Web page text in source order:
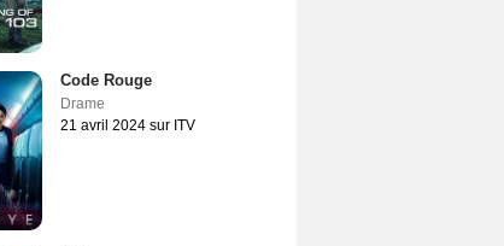
Code Rouge
Drame
21 avril 2024 sur ITV